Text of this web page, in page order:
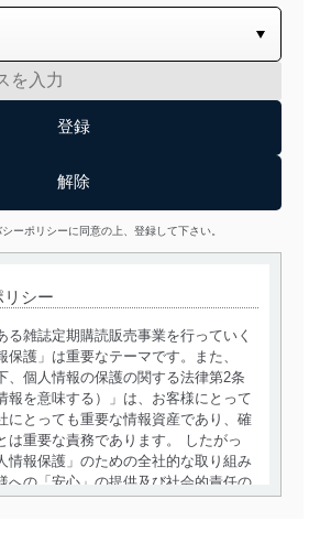
ーポリシーに同意の上、登録して下さい。
リシー
る雑誌定期購読販売事業を行っていく
保護」は重要なテーマです。また、
、個人情報の保護の関する法律第2条
報を意味する）」は、お客様にとって
にとっても重要な情報資産であり、確
は重要な責務であります。 したがっ
情報保護」のための全社的な取り組み
への「安心」の提供及び社会的責任の